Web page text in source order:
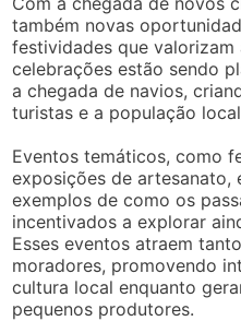
também novas
festividades que valorizam
celebrações estão sendo
a chegada de navios,
turistas e a população
Eventos temáticos, como
exposições de artesanato,
exemplos de como os
incentivados a explorar
Esses eventos atraem
moradores, promovendo
cultura local enquanto
pequenos produtores.